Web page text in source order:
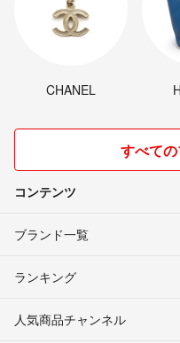
CHANEL
すべて
コンテンツ
ブランド一覧
ランキング
人気商品チャンネル